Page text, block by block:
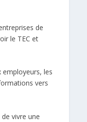
de
le TEC et
employeurs, les
vers
vivre une